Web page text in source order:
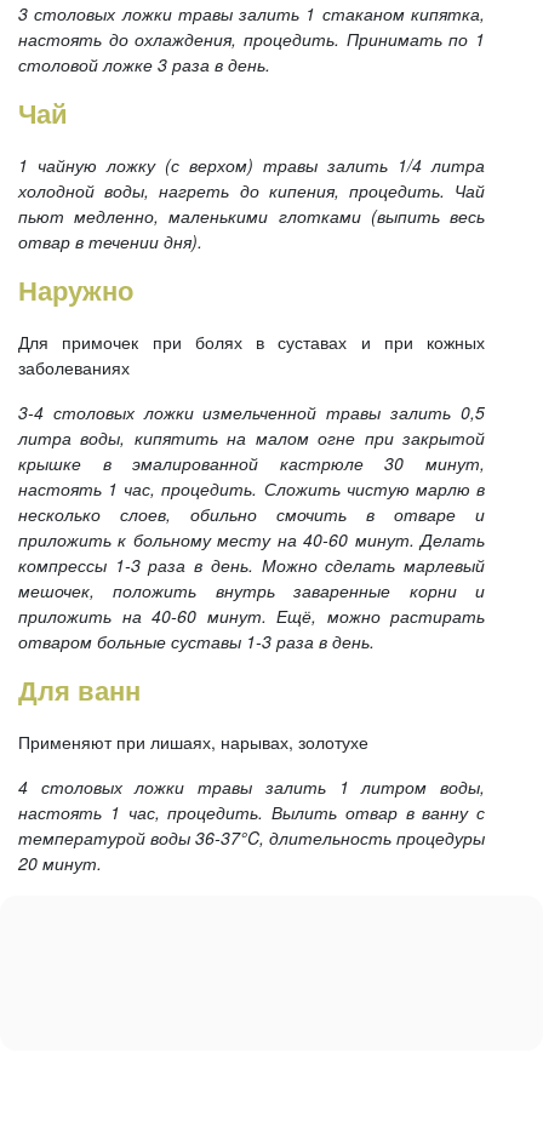
3 столовых ложки травы залить 1 стаканом кипятка,
настоять до охлаждения, процедить. Принимать по 1
столовой ложке 3 раза в день.
Чай
1 чайную ложку (с верхом) травы залить 1/4 литра
холодной воды, нагреть до кипения, процедить. Чай
пьют медленно, маленькими глотками (выпить весь
отвар в течении дня).
Наружно
Для примочек при болях в суставах и при кожных
заболеваниях
3-4 столовых ложки измельченной травы залить 0,5
литра воды, кипятить на малом огне при закрытой
крышке в эмалированной кастрюле 30 минут,
настоять 1 час, процедить. Сложить чистую марлю в
несколько слоев, обильно смочить в отваре и
приложить к больному месту на 40-60 минут. Делать
компрессы 1-3 раза в день. Можно сделать марлевый
мешочек, положить внутрь заваренные корни и
приложить на 40-60 минут. Ещё, можно растирать
отваром больные суставы 1-3 раза в день.
Для ванн
Применяют при лишаях, нарывах, золотухе
4 столовых ложки травы залить 1 литром воды,
настоять 1 час, процедить. Вылить отвар в ванну с
температурой воды 36-37°C, длительность процедуры
20 минут.